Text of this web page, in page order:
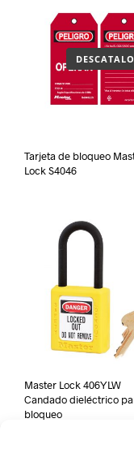
Tarjeta de bloqueo
Lock S4046
Master Lock 406YLW
Candado dieléctrico
bloqueo